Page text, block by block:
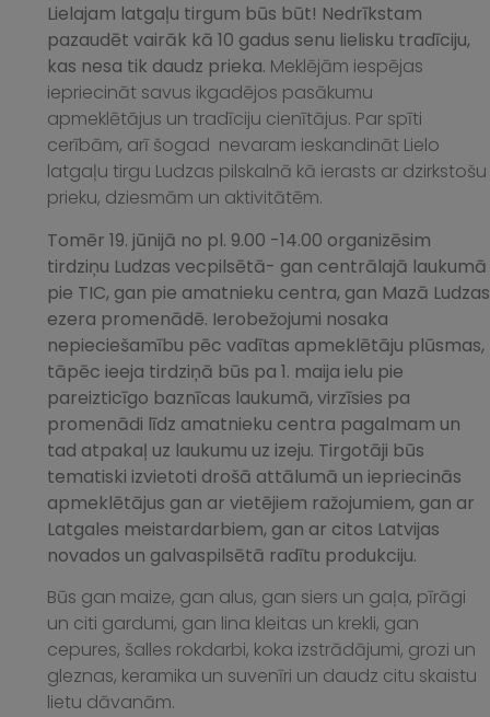
Lielajam latgaļu tirgum būs būt! Nedrīkstam
pazaudēt vairāk kā 10 gadus senu lielisku tradīciju,
kas nesa tik daudz prieka. Meklējām iespējas
iepriecināt savus ikgadējos pasākumu
apmeklētājus un tradīciju cienītājus. Par spīti
cerībām, arī šogad nevaram ieskandināt Lielo
latgaļu tirgu Ludzas pilskalnā kā ierasts ar dzirkstošu
prieku, dziesmām un aktivitātēm.
Tomēr 19. jūnijā no pl. 9.00 -14.00 organizēsim
tirdziņu Ludzas vecpilsētā- gan centrālajā laukumā
pie TIC, gan pie amatnieku centra, gan Mazā Ludzas
ezera promenādē. Ierobežojumi nosaka
nepieciešamību pēc vadītas apmeklētāju plūsmas,
tāpēc ieeja tirdziņā būs pa 1. maija ielu pie
pareizticīgo baznīcas laukumā, virzīsies pa
promenādi līdz amatnieku centra pagalmam un
tad atpakaļ uz laukumu uz izeju. Tirgotāji būs
tematiski izvietoti drošā attālumā un iepriecinās
apmeklētājus gan ar vietējiem ražojumiem, gan ar
Latgales meistardarbiem, gan ar citos Latvijas
novados un galvaspilsētā radītu produkciju.
Būs gan maize, gan alus, gan siers un gaļa, pīrāgi
un citi gardumi, gan lina kleitas un krekli, gan
cepures, šalles rokdarbi, koka izstrādājumi, grozi un
gleznas, keramika un suvenīri un daudz citu skaistu
lietu dāvanām.